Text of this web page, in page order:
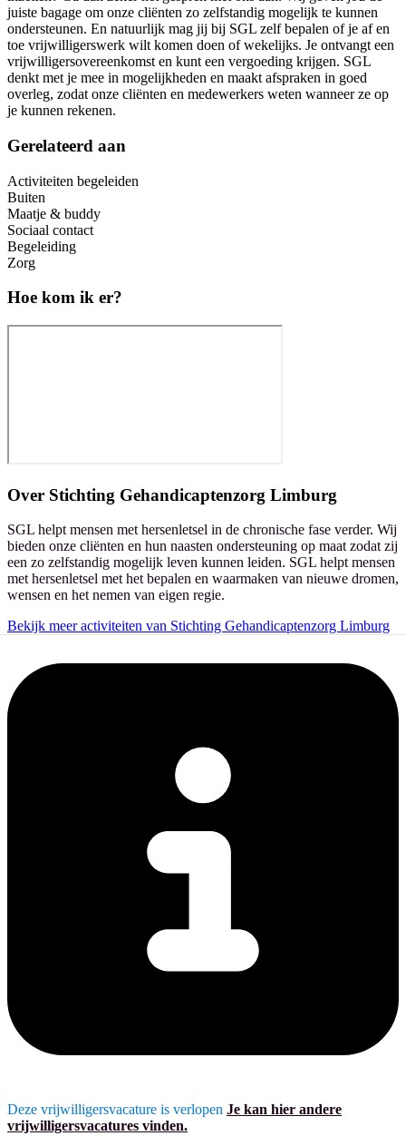
juiste bagage om onze cliënten zo zelfstandig mogelijk te kunnen
ondersteunen. En natuurlijk mag jij bij SGL zelf bepalen of je af en
toe vrijwilligerswerk wilt komen doen of wekelijks. Je ontvangt een
vrijwilligersovereenkomst en kunt een vergoeding krijgen. SGL
denkt met je mee in mogelijkheden en maakt afspraken in goed
overleg, zodat onze cliënten en medewerkers weten wanneer ze op
je kunnen rekenen.
Gerelateerd aan
Activiteiten begeleiden
Buiten
Maatje & buddy
Sociaal contact
Begeleiding
Zorg
Hoe kom ik er?
Over Stichting Gehandicaptenzorg Limburg
SGL helpt mensen met hersenletsel in de chronische fase verder. Wij
bieden onze cliënten en hun naasten ondersteuning op maat zodat zij
een zo zelfstandig mogelijk leven kunnen leiden. SGL helpt mensen
met hersenletsel met het bepalen en waarmaken van nieuwe dromen,
wensen en het nemen van eigen regie.
Bekijk meer activiteiten van Stichting Gehandicaptenzorg Limburg
Deze vrijwilligersvacature is verlopen Je kan hier andere
vrijwilligersvacatures vinden.